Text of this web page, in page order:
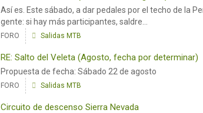
Así es. Este sábado, a dar pedales por el techo de la
gente: si hay más participantes, saldre...
FORO Salidas MTB
RE: Salto del Veleta (Agosto, fecha por determinar)
Propuesta de fecha: Sábado 22 de agosto
FORO Salidas MTB
Circuito de descenso Sierra Nevada